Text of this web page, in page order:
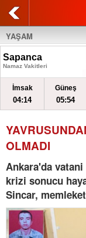
YAŞAM
Sapanca
Namaz Vakitleri
İmsak
04:14
Güneş
05:54
OLMADI
Ankara'da
krizi sonucu
Sincar,